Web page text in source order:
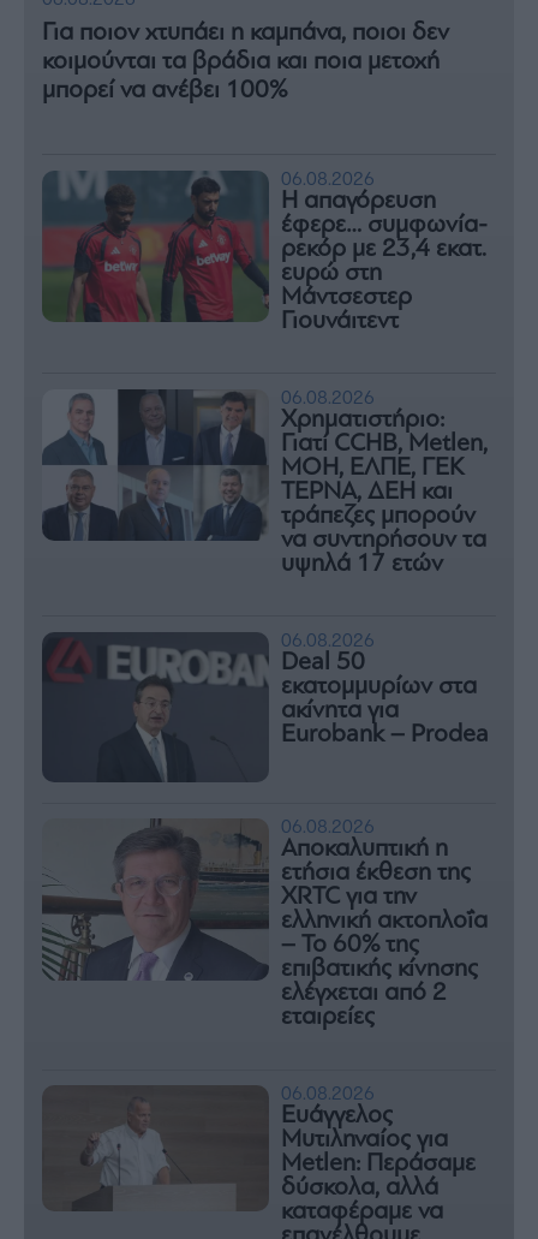
Για ποιον χτυπάει η καμπάνα, ποιοι δεν
κοιμούνται τα βράδια και ποια μετοχή
μπορεί να ανέβει 100%
06.08.2026
Η απαγόρευση
έφερε… συμφωνία-
ρεκόρ με 23,4 εκατ.
ευρώ στη
Μάντσεστερ
Γιουνάιτεντ
06.08.2026
Χρηματιστήριο:
Γιατί CCHB, Metlen,
MOH, ΕΛΠΕ, ΓΕΚ
ΤΕΡΝΑ, ΔΕΗ και
τράπεζες μπορούν
να συντηρήσουν τα
υψηλά 17 ετών
06.08.2026
Deal 50
εκατομμυρίων στα
ακίνητα για
Eurobank – Prodea
06.08.2026
Αποκαλυπτική η
ετήσια έκθεση της
XRTC για την
ελληνική ακτοπλοΐα
– Το 60% της
επιβατικής κίνησης
ελέγχεται από 2
εταιρείες
06.08.2026
Eυάγγελος
Μυτιληναίος για
Metlen: Περάσαμε
δύσκολα, αλλά
καταφέραμε να